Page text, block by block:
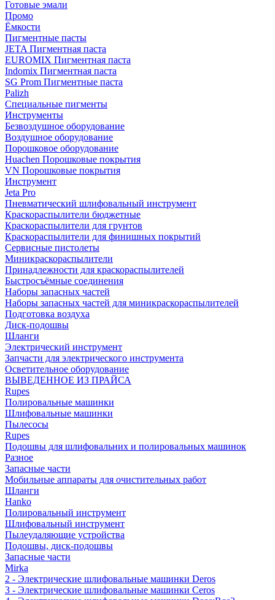
Готовые эмали
Промо
Ёмкости
Пигментные пасты
JETA Пигментная паста
EUROMIX Пигментная паста
Indomix Пигментная паста
SG Prom Пигментные паста
Palizh
Специальные пигменты
Инструменты
Безвоздушное оборудование
Воздушное оборудование
Порошковое оборудование
Huachen Порошковые покрытия
VN Порошковые покрытия
Инструмент
Jeta Pro
Пневматический шлифовальный инструмент
Краскораспылители бюджетные
Краскораспылители для грунтов
Краскораспылители для финишных покрытий
Сервисные пистолеты
Миникраскораспылители
Принадлежности для краскораспылителей
Быстросъёмные соединения
Наборы запасных частей
Наборы запасных частей для миникраскораспылителей
Подготовка воздуха
Диск-подошвы
Шланги
Электрический инструмент
Запчасти для электрического инструмента
Осветительное оборудование
ВЫВЕДЕННОЕ ИЗ ПРАЙСА
Rupes
Полировальные машинки
Шлифовальные машинки
Пылесосы
Rupes
Подошвы для шлифовальних и полировальных машинок
Разное
Запасные части
Мобильные аппараты для очистительных работ
Шланги
Hanko
Полировальный инструмент
Шлифовальный инструмент
Пылеудаляющие устройства
Подошвы, диск-подошвы
Запасные части
Mirka
2 - Электрические шлифовальные машинки Deros
3 - Электрические шлифовальные машинки Ceros